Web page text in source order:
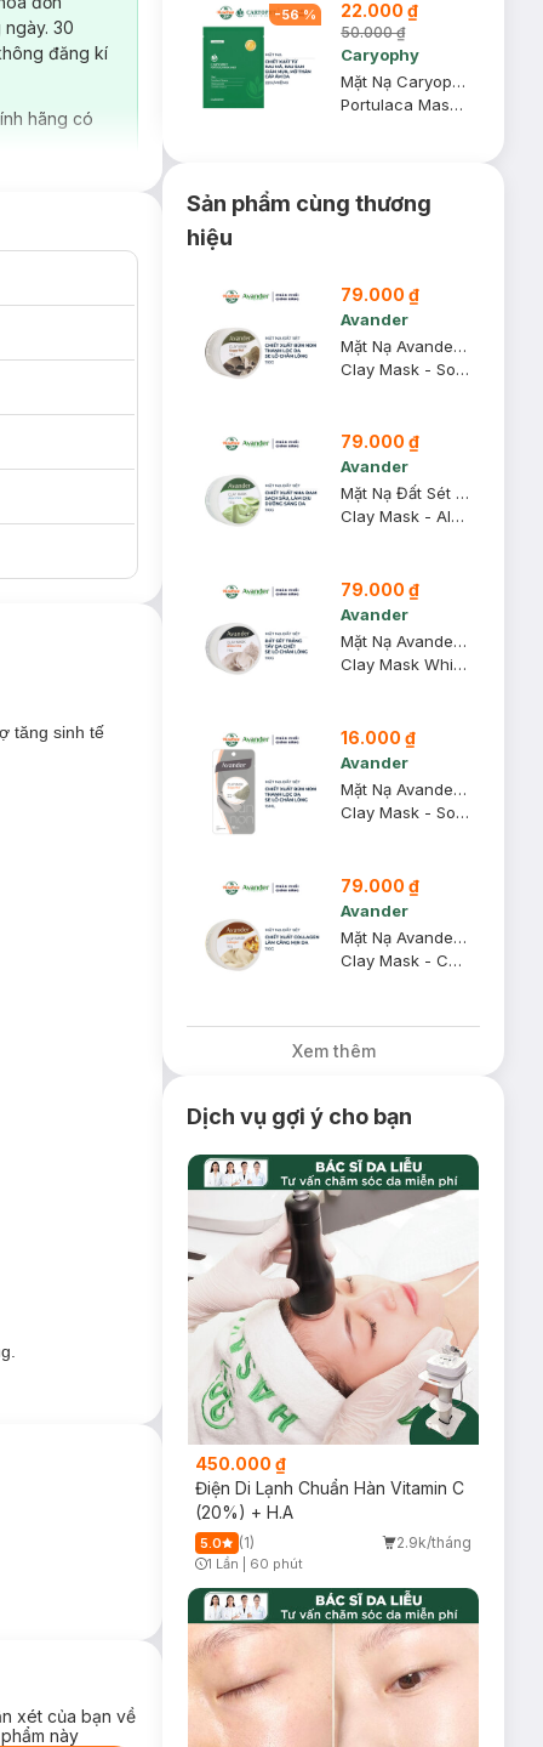
trình chăm sóc
ra, mặt nạ
30
đăng kí
hãng có
tăng sinh tế
xét của bạn về
này
-56% 22.000 ₫
50.000 ₫
Caryophy
Mặt Nạ Caryophy Làm Giảm Mụn, Thâm & Dưỡng Ẩm Da 22g
Portulaca Mask Sheet 3in1
Sản phẩm cùng thương
hiệu
79.000 ₫
Avander
Mặt Nạ Avander Đất Sét Bùn Non Se Khít Lỗ Chân Lông 110g
Clay Mask - Soggy Mud
79.000 ₫
Avander
Mặt Nạ Đất Sét Avander Nha Đam Dưỡng Sáng, Dịu Da 110g
Clay Mask - Aloe Vera
79.000 ₫
Avander
Mặt Nạ Avander Đất Sét Trắng Se Khít Lỗ Chân Lông 110g
Clay Mask White Clay
16.000 ₫
Avander
Mặt Nạ Avander Đất Sét Bùn Non Se Khít Lỗ Chân Lông 15ml
Clay Mask - Soggy Mud
79.000 ₫
Avander
Mặt Nạ Avander Đất Sét Collagen Làm Căng Mịn Da 110g
Clay Mask - Collagen
Xem thêm
Dịch vụ gợi ý cho bạn
450.000 ₫
Điện Di Lạnh Chuẩn Hàn Vitamin C
(20%) + H.A
5.0 (1) 2.9k/tháng
1 Lần 60 phút